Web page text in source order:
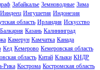
Забайкалье Земноводные Зима
Ииндеец Ингушетия Индонезия
область Ирландия Искусство
Казань Калининград
Камерун Камчатка Канада
Кед Кемерово Кемеровская область
область Китай Клыки КНДР
Рика Кострома Костромская область